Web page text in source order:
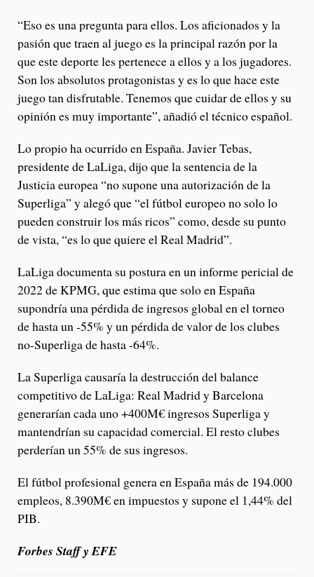
“Eso es una pregunta para ellos. Los aficionados y la
pasión que traen al juego es la principal razón por la
que este deporte les pertenece a ellos y a los jugadores.
Son los absolutos protagonistas y es lo que hace este
juego tan disfrutable. Tenemos que cuidar de ellos y su
opinión es muy importante”, añadió el técnico español.
Lo propio ha ocurrido en España. Javier Tebas,
presidente de LaLiga, dijo que la sentencia de la
Justicia europea “no supone una autorización de la
Superliga” y alegó que “el fútbol europeo no solo lo
pueden construir los más ricos” como, desde su punto
de vista, “es lo que quiere el Real Madrid”.
LaLiga documenta su postura en un informe pericial de
2022 de KPMG, que estima que solo en España
supondría una pérdida de ingresos global en el torneo
de hasta un -55% y un pérdida de valor de los clubes
no-Superliga de hasta -64%.
La Superliga causaría la destrucción del balance
competitivo de LaLiga: Real Madrid y Barcelona
generarían cada uno +400M€ ingresos Superliga y
mantendrían su capacidad comercial. El resto clubes
perderían un 55% de sus ingresos.
El fútbol profesional genera en España más de 194.000
empleos, 8.390M€ en impuestos y supone el 1,44% del
PIB.
Forbes Staff y EFE